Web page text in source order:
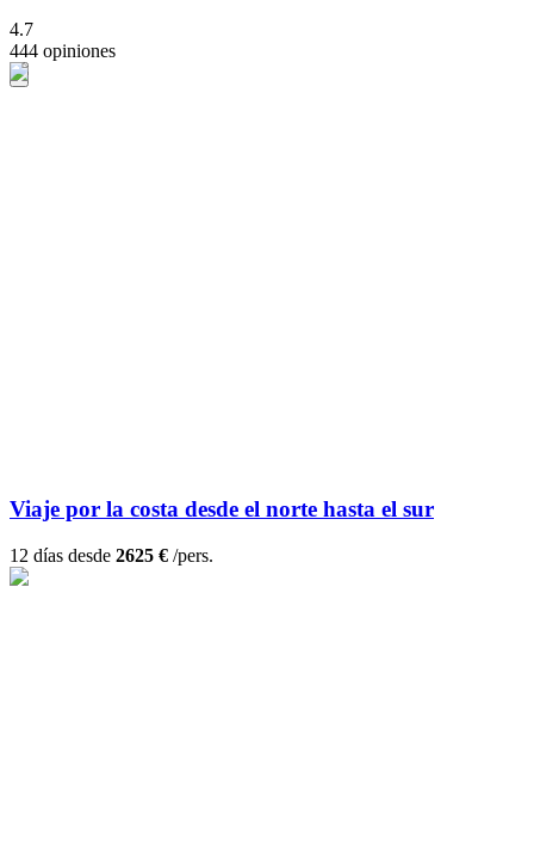
4.7
444 opiniones
Viaje por la costa desde el norte hasta el sur
12 días desde 2625 € /pers.